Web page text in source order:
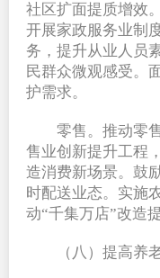
社区扩面提质增效
开展家政服务业制
务，提升从业人员
民群众微观感受。
护需求。
零售。推动零
售业创新提升工程
造消费新场景。鼓
时配送业态。实施
动“千集万店”改造提
（八）提高养